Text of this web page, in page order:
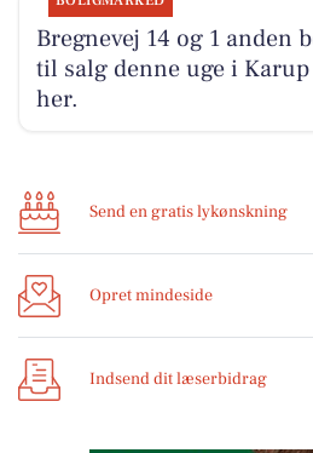
Bregnevej 14 og 1 anden
til salg denne uge i
her.
Send en gratis lykønskning
Opret mindeside
Indsend dit læserbidrag